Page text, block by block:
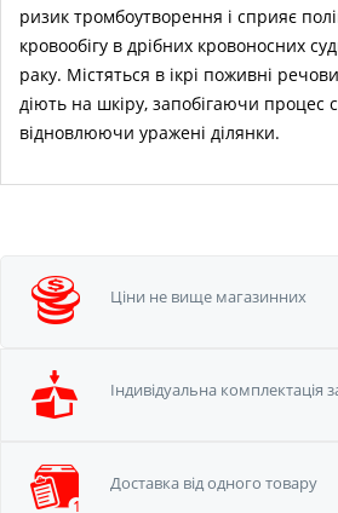
ризик тромбоутворення і сприяє
кровообігу в дрібних кровоносних
раку. Містяться в ікрі поживні
діють на шкіру, запобігаючи процес
відновлюючи уражені ділянки.
Ціни не вище магазинних
Iндивідуальна комплектація
Доставка від одного товару